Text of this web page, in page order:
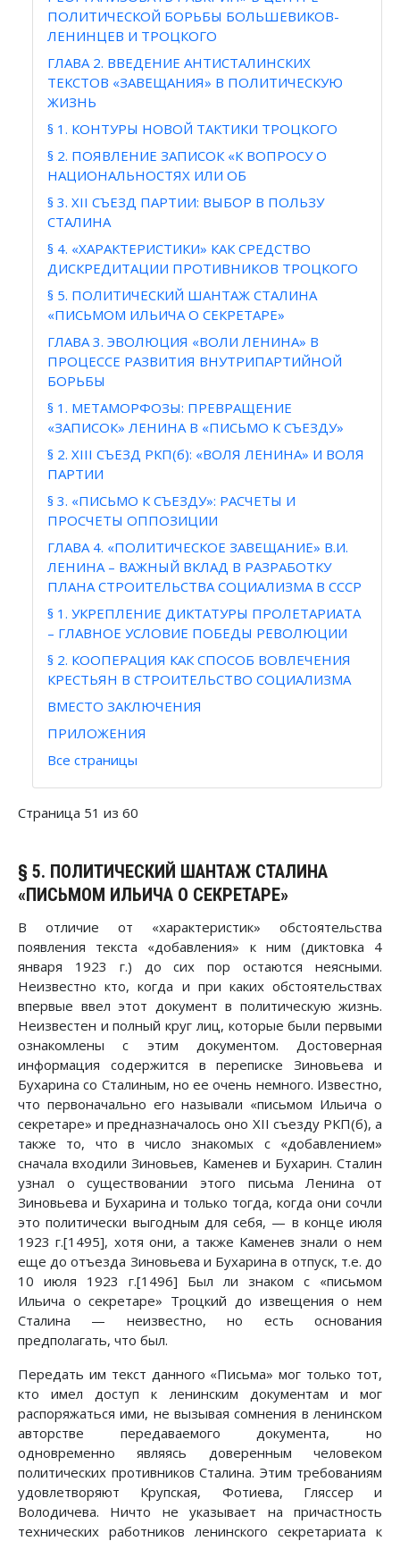
ПОЛИТИЧЕСКОЙ БОРЬБЫ БОЛЬШЕВИКОВ-
ЛЕНИНЦЕВ И ТРОЦКОГО
ГЛАВА 2. ВВЕДЕНИЕ АНТИСТАЛИНСКИХ
ТЕКСТОВ «ЗАВЕЩАНИЯ» В ПОЛИТИЧЕСКУЮ
ЖИЗНЬ
§ 1. КОНТУРЫ НОВОЙ ТАКТИКИ ТРОЦКОГО
§ 2. ПОЯВЛЕНИЕ ЗАПИСОК «К ВОПРОСУ О
НАЦИОНАЛЬНОСТЯХ ИЛИ ОБ
§ 3. XII СЪЕЗД ПАРТИИ: ВЫБОР В ПОЛЬЗУ
СТАЛИНА
§ 4. «ХАРАКТЕРИСТИКИ» КАК СРЕДСТВО
ДИСКРЕДИТАЦИИ ПРОТИВНИКОВ ТРОЦКОГО
§ 5. ПОЛИТИЧЕСКИЙ ШАНТАЖ СТАЛИНА
«ПИСЬМОМ ИЛЬИЧА О СЕКРЕТАРЕ»
ГЛАВА 3. ЭВОЛЮЦИЯ «ВОЛИ ЛЕНИНА» В
ПРОЦЕССЕ РАЗВИТИЯ ВНУТРИПАРТИЙНОЙ
БОРЬБЫ
§ 1. МЕТАМОРФОЗЫ: ПРЕВРАЩЕНИЕ
«ЗАПИСОК» ЛЕНИНА В «ПИСЬМО К СЪЕЗДУ»
§ 2. XIII СЪЕЗД РКП(б): «ВОЛЯ ЛЕНИНА» И ВОЛЯ
ПАРТИИ
§ 3. «ПИСЬМО К СЪЕЗДУ»: РАСЧЕТЫ И
ПРОСЧЕТЫ ОППОЗИЦИИ
ГЛАВА 4. «ПОЛИТИЧЕСКОЕ ЗАВЕЩАНИЕ» В.И.
ЛЕНИНА – ВАЖНЫЙ ВКЛАД В РАЗРАБОТКУ
ПЛАНА СТРОИТЕЛЬСТВА СОЦИАЛИЗМА В СССР
§ 1. УКРЕПЛЕНИЕ ДИКТАТУРЫ ПРОЛЕТАРИАТА
– ГЛАВНОЕ УСЛОВИЕ ПОБЕДЫ РЕВОЛЮЦИИ
§ 2. КООПЕРАЦИЯ КАК СПОСОБ ВОВЛЕЧЕНИЯ
КРЕСТЬЯН В СТРОИТЕЛЬСТВО СОЦИАЛИЗМА
ВМЕСТО ЗАКЛЮЧЕНИЯ
ПРИЛОЖЕНИЯ
Все страницы
Страница 51 из 60
§ 5. ПОЛИТИЧЕСКИЙ ШАНТАЖ СТАЛИНА
«ПИСЬМОМ ИЛЬИЧА О СЕКРЕТАРЕ»
В отличие от «характеристик» обстоятельства
появления текста «добавления» к ним (диктовка 4
января 1923 г.) до сих пор остаются неясными.
Неизвестно кто, когда и при каких обстоятельствах
впервые ввел этот документ в политическую жизнь.
Неизвестен и полный круг лиц, которые были первыми
ознакомлены с этим документом. Достоверная
информация содержится в переписке Зиновьева и
Бухарина со Сталиным, но ее очень немного. Известно,
что первоначально его называли «письмом Ильича о
секретаре» и предназначалось оно XII съезду РКП(б), а
также то, что в число знакомых с «добавлением»
сначала входили Зиновьев, Каменев и Бухарин. Сталин
узнал о существовании этого письма Ленина от
Зиновьева и Бухарина и только тогда, когда они сочли
это политически выгодным для себя, — в конце июля
1923 г.[1495], хотя они, а также Каменев знали о нем
еще до отъезда Зиновьева и Бухарина в отпуск, т.е. до
10 июля 1923 г.[1496] Был ли знаком с «письмом
Ильича о секретаре» Троцкий до извещения о нем
Сталина — неизвестно, но есть основания
предполагать, что был.
Передать им текст данного «Письма» мог только тот,
кто имел доступ к ленинским документам и мог
распоряжаться ими, не вызывая сомнения в ленинском
авторстве передаваемого документа, но
одновременно являясь доверенным человеком
политических противников Сталина. Этим требованиям
удовлетворяют Крупская, Фотиева, Гляссер и
Володичева. Ничто не указывает на причастность
технических работников ленинского секретариата к